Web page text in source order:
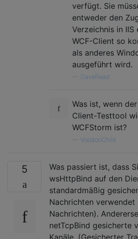
verfügt. Sie
entweder den
Verzeichnis in
WCF-Client so
als anderes
ausgeführt wird.
DaveRead
Was ist, wenn
Client-Testtool
WCFStorm ist?
VoodooChild
5
Was passiert ist, dass
wsHttpBind auf den
standardmäßig
Nachrichten
Nachrichten).
netTcpBind gesicherte